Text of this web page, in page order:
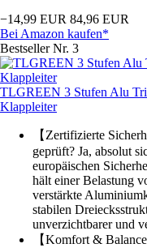
−14,99 EUR 84,96 EUR
Bei Amazon kaufen*
Bestseller Nr. 3
TLGREEN 3 Stufen Alu
Klappleiter
【Zertifizierte
geprüft? Ja, absolut
europäischen
hält einer Belastung
verstärkte
stabilen
unverzichtbarer und
【Komfort &